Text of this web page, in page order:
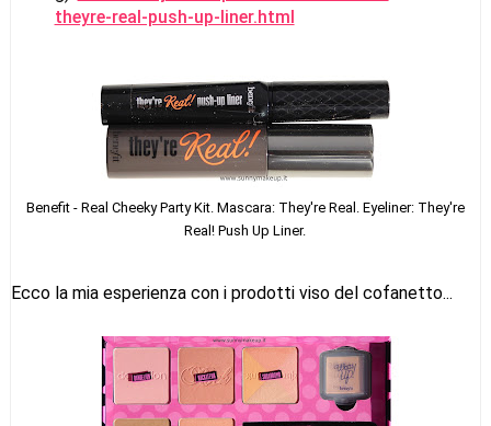
theyre-real-push-up-liner.html
Benefit - Real Cheeky Party Kit. Mascara: They're Real. Eyeliner: They're
Real! Push Up Liner.
Ecco la mia esperienza con i prodotti viso del cofanetto...